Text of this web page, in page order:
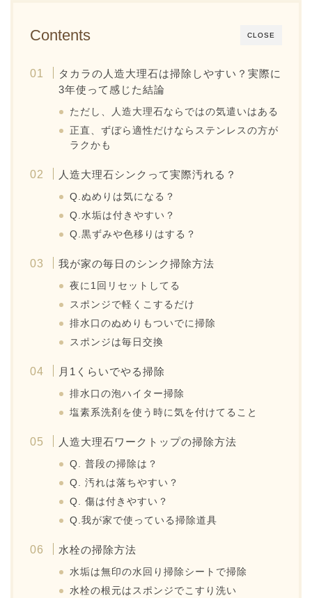
CLOSE
Contents
タカラの人造大理石は掃除しやすい？実際に
3年使って感じた結論
ただし、人造大理石ならではの気遣いはある
正直、ずぼら適性だけならステンレスの方が
ラクかも
人造大理石シンクって実際汚れる？
Q.ぬめりは気になる？
Q.水垢は付きやすい？
Q.黒ずみや色移りはする？
我が家の毎日のシンク掃除方法
夜に1回リセットしてる
スポンジで軽くこするだけ
排水口のぬめりもついでに掃除
スポンジは毎日交換
月1くらいでやる掃除
排水口の泡ハイター掃除
塩素系洗剤を使う時に気を付けてること
人造大理石ワークトップの掃除方法
Q. 普段の掃除は？
Q. 汚れは落ちやすい？
Q. 傷は付きやすい？
Q.我が家で使っている掃除道具
水栓の掃除方法
水垢は無印の水回り掃除シートで掃除
水栓の根元はスポンジでこすり洗い